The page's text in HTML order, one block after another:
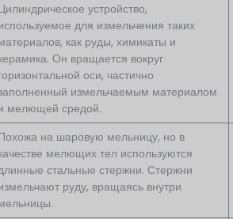
устройство,
для измельчения таких
как руды, химикаты и
Он вращается вокруг
оси, частично
измельчаемым материалом
мелющей средой.
на шаровую мельницу, но в
мелющих тел используются
стальные стержни. Стержни
руду, вращаясь внутри